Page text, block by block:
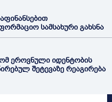
სამსახური გახსნა
ეროვნული იდენტობის
შეტევაზე რეაგირება